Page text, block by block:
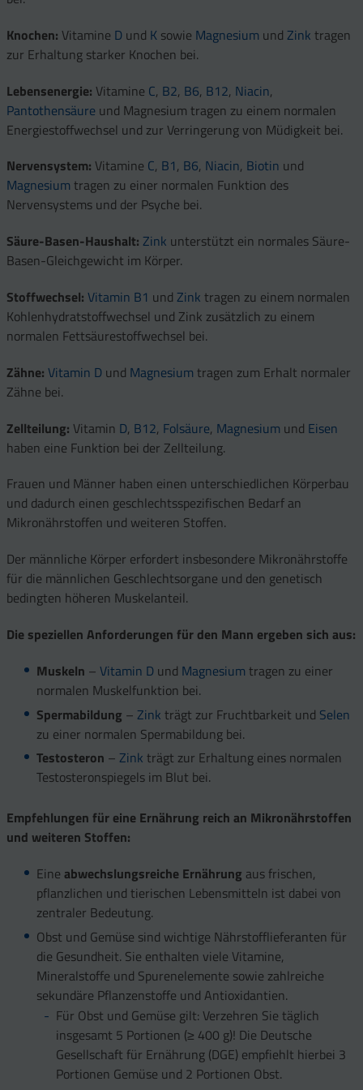
Knochen: Vitamine D und K sowie Magnesium und Zink tragen
zur Erhaltung starker Knochen bei.
Lebensenergie: Vitamine C, B2, B6, B12, Niacin,
Pantothensäure und Magnesium tragen zu einem normalen
Energiestoffwechsel und zur Verringerung von Müdigkeit bei.
Nervensystem: Vitamine C, B1, B6, Niacin, Biotin und
Magnesium tragen zu einer normalen Funktion des
Nervensystems und der Psyche bei.
Säure-Basen-Haushalt: Zink unterstützt ein normales Säure-
Basen-Gleichgewicht im Körper.
Stoffwechsel: Vitamin B1 und Zink tragen zu einem normalen
Kohlenhydratstoffwechsel und Zink zusätzlich zu einem
normalen Fettsäurestoffwechsel bei.
Zähne: Vitamin D und Magnesium tragen zum Erhalt normaler
Zähne bei.
Zellteilung: Vitamin D, B12, Folsäure, Magnesium und Eisen
haben eine Funktion bei der Zellteilung.
Frauen und Männer haben einen unterschiedlichen Körperbau
und dadurch einen geschlechtsspezifischen Bedarf an
Mikronährstoffen und weiteren Stoffen.
Der männliche Körper erfordert insbesondere Mikronährstoffe
für die männlichen Geschlechtsorgane und den genetisch
bedingten höheren Muskelanteil.
Die speziellen Anforderungen für den Mann ergeben sich aus:
Muskeln – Vitamin Dund Magnesium tragen zu einer
normalen Muskelfunktion bei.
Spermabildung – Zink trägt zur Fruchtbarkeit und Selen
zu einer normalen Spermabildung bei.
Testosteron – Zink trägt zur Erhaltung eines normalen
Testosteronspiegels im Blut bei.
Empfehlungen für eine Ernährung reich an Mikronährstoffen
und weiteren Stoffen:
Eine abwechslungsreiche Ernährung aus frischen,
pflanzlichen und tierischen Lebensmitteln ist dabei von
zentraler Bedeutung.
Obst und Gemüse sind wichtige Nährstofflieferanten für
die Gesundheit. Sie enthalten viele Vitamine,
Mineralstoffe und Spurenelemente sowie zahlreiche
sekundäre Pflanzenstoffe und Antioxidantien.
Für Obst und Gemüse gilt: Verzehren Sie täglich
insgesamt 5 Portionen (≥ 400 g)! Die Deutsche
Gesellschaft für Ernährung (DGE) empfiehlt hierbei 3
Portionen Gemüse und 2 Portionen Obst.